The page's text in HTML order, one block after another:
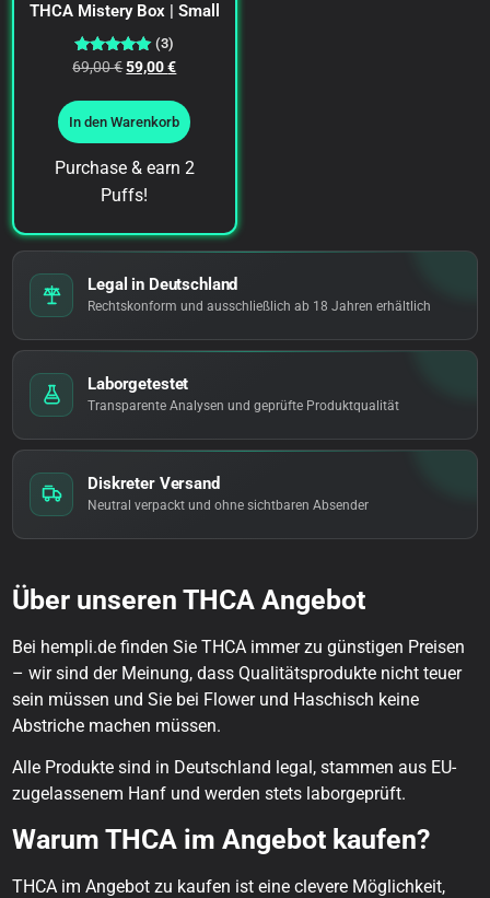
THCA Mistery Box | Small
Bewertet
(3)
69,00€59,00€
In den Warenkorb
Purchase & earn 2
Puffs!
Legal in Deutschland
Rechtskonform und ausschließlich ab 18 Jahren erhältlich
Laborgetestet
Transparente Analysen und geprüfte Produktqualität
Diskreter Versand
Neutral verpackt und ohne sichtbaren Absender
Über unseren THCA Angebot
Bei hempli.de finden Sie THCA immer zu günstigen Preisen
– wir sind der Meinung, dass Qualitätsprodukte nicht teuer
sein müssen und Sie bei Flower und Haschisch keine
Abstriche machen müssen.
Alle Produkte sind in Deutschland legal, stammen aus EU-
zugelassenem Hanf und werden stets laborgeprüft.
Warum THCA im Angebot kaufen?
THCA im Angebot zu kaufen ist eine clevere Möglichkeit,